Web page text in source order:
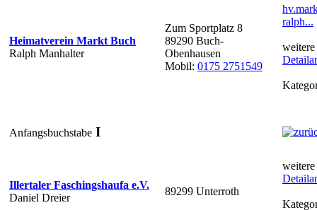
Heimatverein Markt Buch
Ralph Manhalter
Zum Sportplatz 8
89290 Buch-
Obenhausen
Mobil: 0175 2751549
ralph...
Anfangsbuchstabe I
Illertaler Faschingshaufa e.V.
Daniel Dreier
89299 Unterroth